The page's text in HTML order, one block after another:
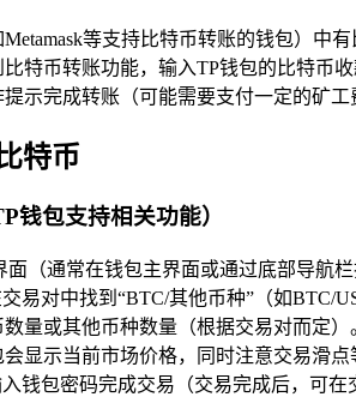
等支持比特币转账的钱包）中有
特币转账功能，输入TP钱包的比特币
示完成转账（可能需要支付一定的矿工
特币
钱包支持相关功能）
（通常在钱包主界面或通过底部导航栏
易对中找到“BTC/其他币种”（如BTC/
量或其他币种数量（根据交易对而定）
显示当前市场价格，同时注意交易滑
钱包密码完成交易（交易完成后，可在